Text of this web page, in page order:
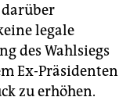
darüber
legale
des Wahlsiegs
Ex-Präsidenten
zu erhöhen.